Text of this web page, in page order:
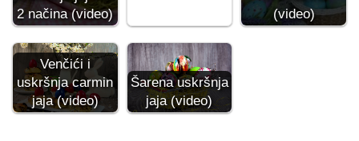
2 načina (video)
(video)
Venčići i
uskršnja carmin
jaja (video)
Šarena uskršnja
jaja (video)